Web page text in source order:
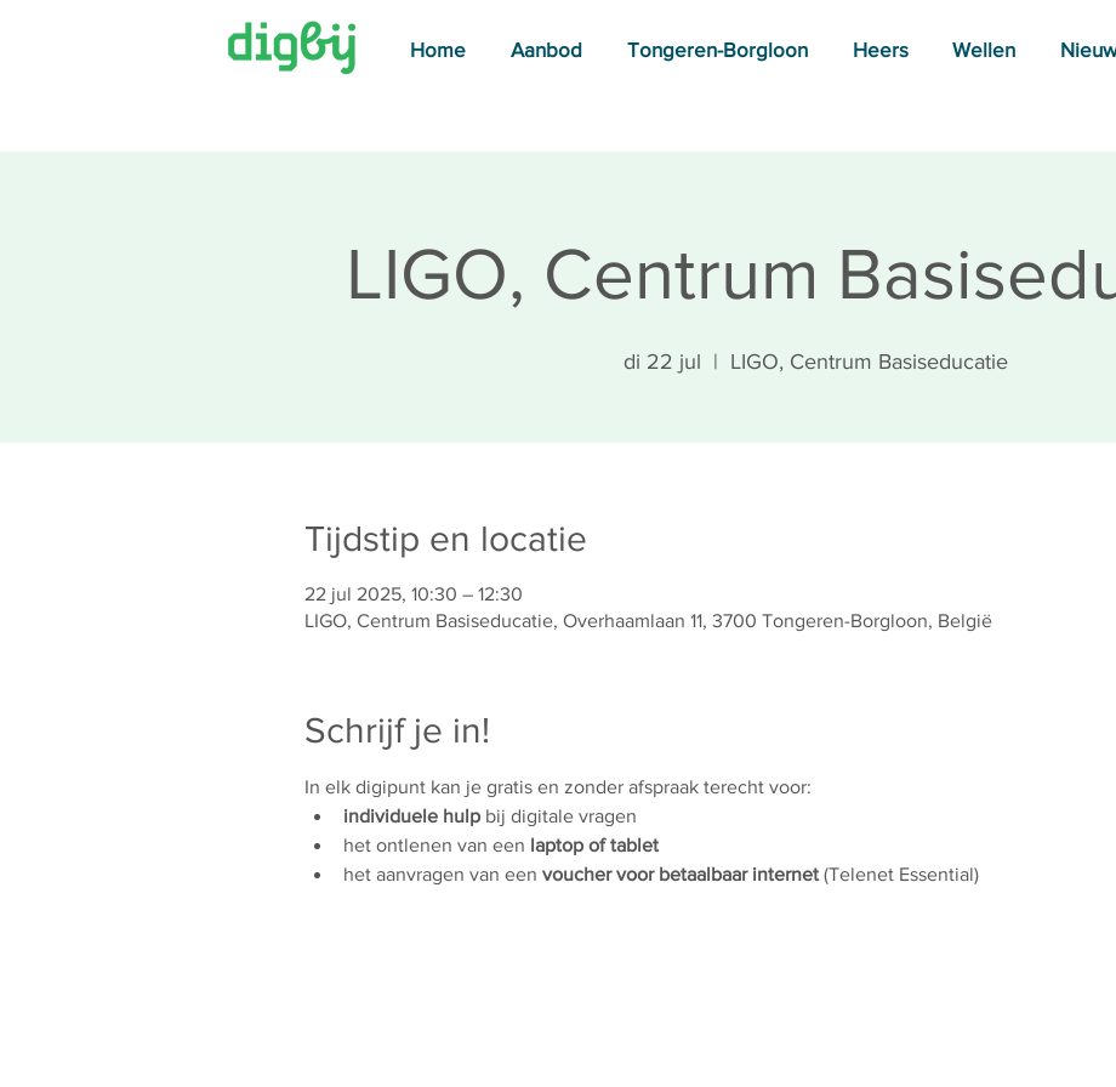
Home Aanbod Tongeren-Borgloon Heers Wellen
LIGO, Centrum
di 22 jul
  |
LIGO, Centrum Basiseducatie
Tijdstip en locatie
22 jul 2025, 10:30 – 12:30
LIGO, Centrum Basiseducatie, Overhaamlaan 11, 3700 Tongeren-Borgloon, België
Schrijf je in!
In elk digipunt kan je gratis en zonder afspraak terecht voor:
individuele hulp bij digitale vragen
het ontlenen van een laptop of tablet
het aanvragen van een voucher voor betaalbaar internet (Telenet Essential)